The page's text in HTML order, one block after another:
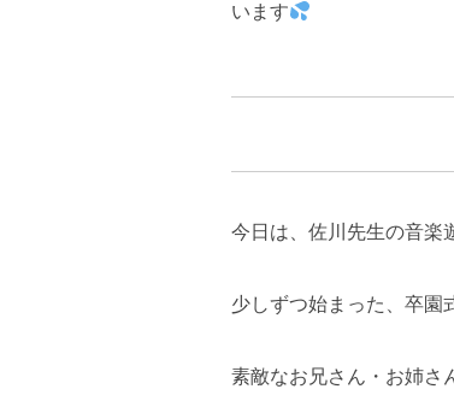
います
今日は、佐川先生の音楽
少しずつ始まった、卒園
素敵なお兄さん・お姉さ